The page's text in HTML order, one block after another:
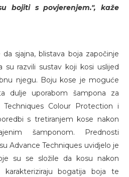
bojiti s povjerenjem.", kaže
sjajna, blistava boja započinje
razvili sustav koji kosi uslijed
njegu. Boju kose je moguće
dulje uporabom šampona za
Colour Protection i
s tretiranjem kose nakon
šamponom. Prednosti
Advance Techniques uvidjelo je
su se složile da kosu nakon
karakteriziraju bogatija boja te